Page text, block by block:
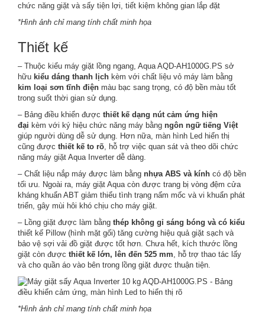
*Hình ảnh chỉ mang tính chất minh họa
Thiết kế
– Thuộc kiểu máy giặt lồng ngang, Aqua AQD-AH1000G.PS sở
hữu kiểu dáng thanh lịch kèm với chất liệu vỏ máy làm bằng
kim loại sơn tĩnh điện màu bạc sang trọng, có độ bền màu tốt
trong suốt thời gian sử dụng.
– Bảng điều khiển được thiết kế dạng nút cảm ứng hiện
đại kèm với ký hiệu chức năng máy bằng ngôn ngữ tiếng Việt
giúp người dùng dễ sử dụng. Hơn nữa, màn hình Led hiển thị
cũng được thiết kế to rõ, hỗ trợ việc quan sát và theo dõi chức
năng máy giặt Aqua Inverter dễ dàng.
– Chất liệu nắp máy được làm bằng nhựa ABS và kính có độ bền
tối ưu. Ngoài ra, máy giặt Aqua còn được trang bị vòng đệm cửa
kháng khuẩn ABT giảm thiểu tình trạng nấm mốc và vi khuẩn phát
triển, gây mùi hôi khó chịu cho máy giặt.
– Lồng giặt được làm bằng thép không gỉ sáng bóng và có kiểu
thiết kế Pillow (hình mặt gối) tăng cường hiệu quả giặt sạch và
bảo vệ sợi vải đồ giặt được tốt hơn. Chưa hết, kích thước lồng
giặt còn được thiết kế lớn, lên đến 525 mm, hỗ trợ thao tác lấy
và cho quần áo vào bên trong lồng giặt được thuận tiện.
*Hình ảnh chỉ mang tính chất minh họa